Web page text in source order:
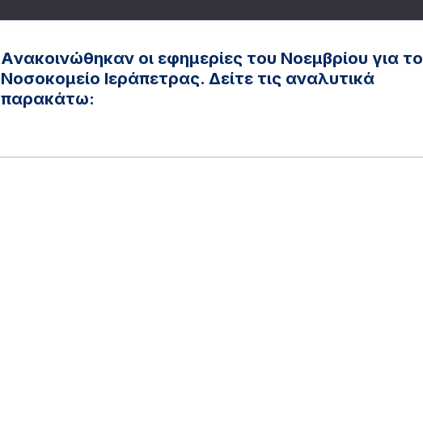
Aνακοινώθηκαν οι εφημερίες του Νοεμβρίου για το
Νοσοκομείο Ιεράπετρας. Δείτε τις αναλυτικά
παρακάτω: